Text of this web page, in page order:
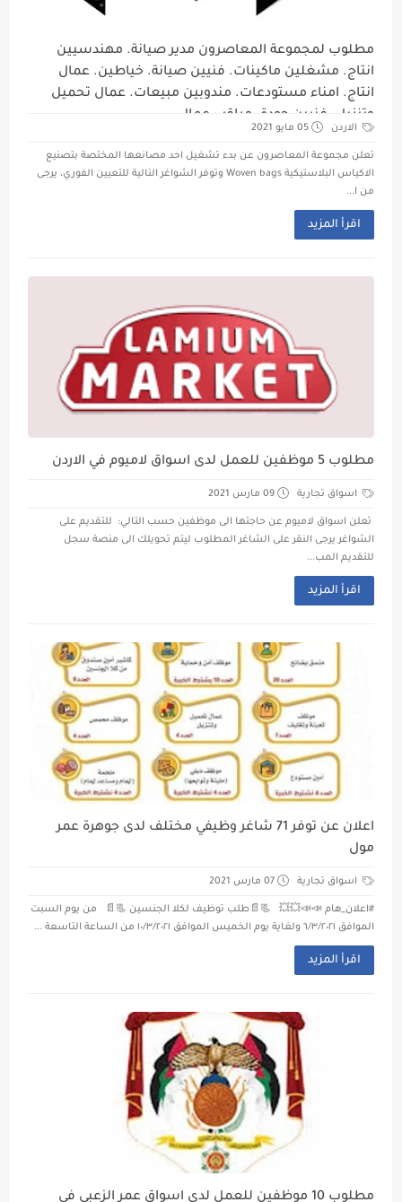
مطلوب لمجموعة المعاصرون مدير صيانة. مهندسيين
انتاج. مشغلين ماكينات. فنيين صيانة. خياطين. عمال
انتاج. امناء مستودعات. مندوبين مبيعات. عمال تحميل
وتنزيل. فنيين جودة. مراقب عمال
الاردن 05 مايو 2021
تعلن مجموعة المعاصرون عن بدء تشغيل احد مصانعها المختصة بتصنيع
الاكياس البلاستيكية Woven bags وتوفر الشواغر التالية للتعيين الفوري، يرجى
من ا...
اقرأ المزيد
مطلوب 5 موظفين للعمل لدى اسواق لاميوم في الاردن
اسواق تجارية 09 مارس 2021
تعلن اسواق لاميوم عن حاجتها الى موظفين حسب التالي: للتقديم على
الشواغر يرجى النقر على الشاغر المطلوب ليتم تحويلك الى منصة سجل
للتقديم المب...
اقرأ المزيد
اعلان عن توفر 71 شاغر وظيفي مختلف لدى جوهرة عمر
مول
اسواق تجارية 07 مارس 2021
#اعلان_هام 📣📣💥💥 📃📄طلب توظيف لكلا الجنسين 📃📄 من يوم السبت
الموافق ٦/٣/٢٠٢١ ولغاية يوم الخميس الموافق ١٠/٣/٢٠٢١ من الساعة التاسعة ...
اقرأ المزيد
مطلوب 10 موظفين للعمل لدى اسواق عمر الزعبي في